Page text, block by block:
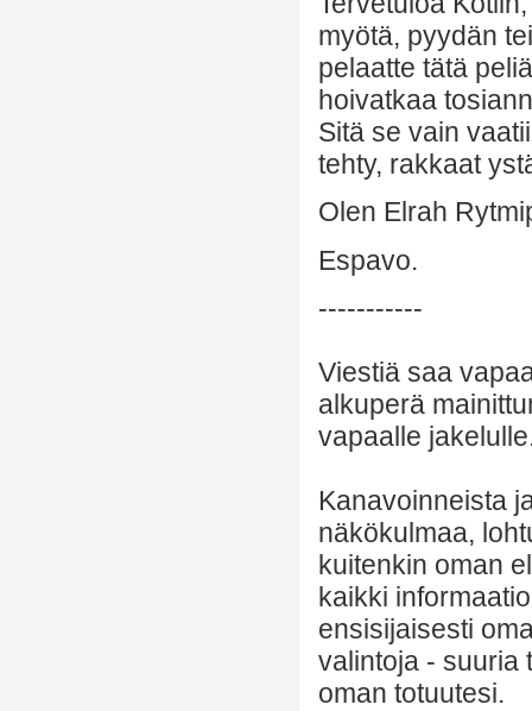
myötä, pyydän
pelaatte tätä
hoivatkaa
Sitä se vain
tehty, rakkaat
Olen Elrah
Espavo.
-----------
Viestiä saa
alkuperä
vapaalle
Kanavoinneista
näkökulmaa,
kuitenkin oman
kaikki
ensisijaisesti
valintoja - suuria
oman totuutesi.